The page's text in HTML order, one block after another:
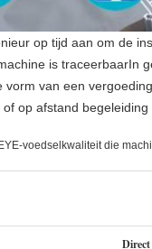
op tijd aan om de
is traceerbaarIn
van een
op afstand begeleiding
voedselkwaliteit die